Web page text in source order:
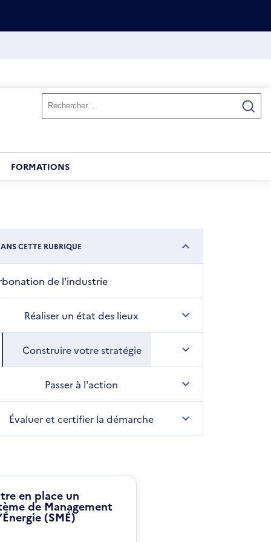
FORMATIONS
CETTE RUBRIQUE
de l'industrie
Réaliser un état des lieux
Construire votre stratégie
Passer à l'action
Évaluer et certifier la démarche
en place un
de Management
(SMÉ)